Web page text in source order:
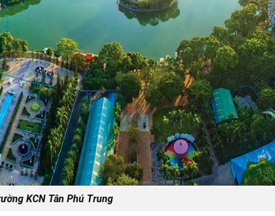
KCN Tân Phú Trung